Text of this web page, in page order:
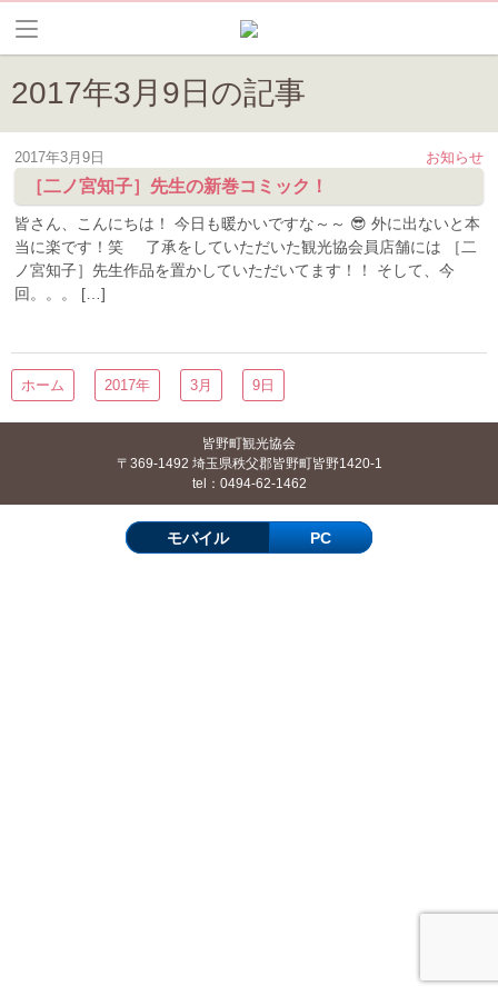
2017年3月9日の記事
お知らせ
2017年3月9日
［二ノ宮知子］先生の新巻コミック！
皆さん、こんにちは！ 今日も暖かいですな～～ 😎 外に出ないと本
当に楽です！笑 了承をしていただいた観光協会員店舗には ［二
ノ宮知子］先生作品を置かしていただいてます！！ そして、今
回。。。 […]
ホーム 2017年 3月 9日
皆野町観光協会
〒369-1492 埼玉県秩父郡皆野町皆野1420-1
tel：0494-62-1462
モバイル PC